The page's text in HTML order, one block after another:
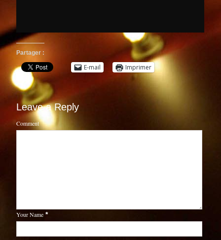
Partager :
E-mail Imprimer
Leave a Reply
Comment
Your Name *